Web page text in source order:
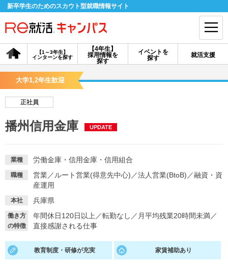
新卒学生のためのスカウト型就職情報サイト
【4年生】
採用情報を
探す
【1～3年生】
インターンを探す
イベントを
探す
就活支援
会員登録 ログイン
探す
イベントを探す
就活ノウハウ・サポート
就活支援
就活ノウハウが満載！
就活コラム
お役立ち記事・相談室など
大学1,2年生歓迎
正社員
播州信用金庫 UPDATE
業種 労働金庫・信用金庫・信用組合
職種 営業／ ルート営業(得意先中心) ／法人営業(BtoB) ／融資・資
産運用
本社 兵庫県
働き方
の特徴
年間休日120日以上 ／転勤なし ／ 月平均残業20時間未満／
直接感謝される仕事
教育制度・研修が充実 家賃補助あり